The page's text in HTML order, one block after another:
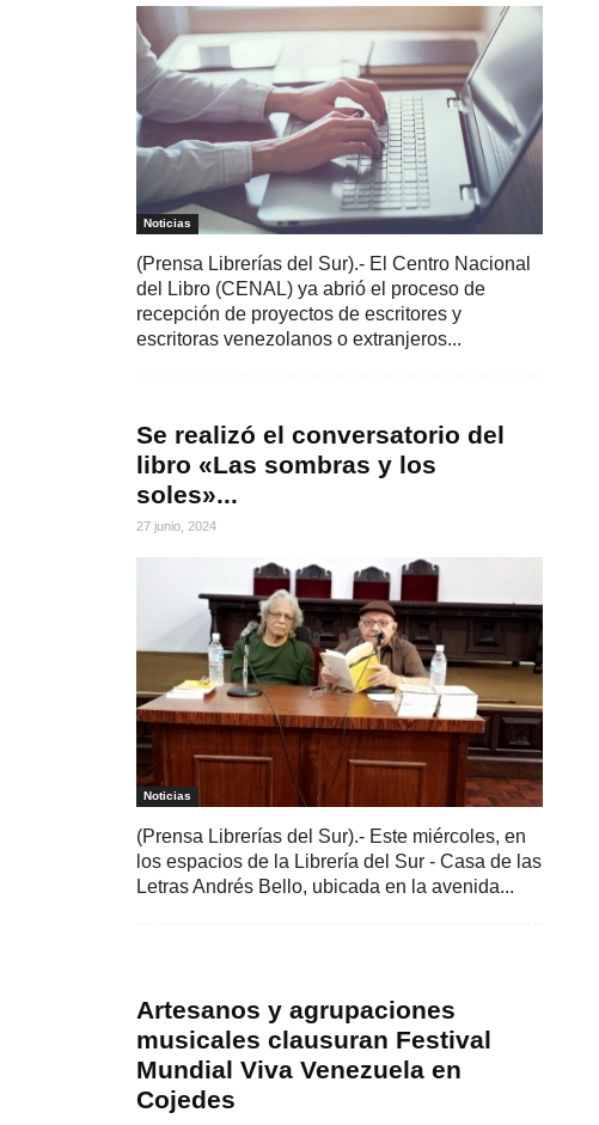
Noticias
(Prensa Librerías del Sur).- El Centro Nacional
del Libro (CENAL) ya abrió el proceso de
recepción de proyectos de escritores y
escritoras venezolanos o extranjeros...
Se realizó el conversatorio del
libro «Las sombras y los
soles»...
27 junio, 2024
Noticias
(Prensa Librerías del Sur).- Este miércoles, en
los espacios de la Librería del Sur - Casa de las
Letras Andrés Bello, ubicada en la avenida...
Artesanos y agrupaciones
musicales clausuran Festival
Mundial Viva Venezuela en
Cojedes